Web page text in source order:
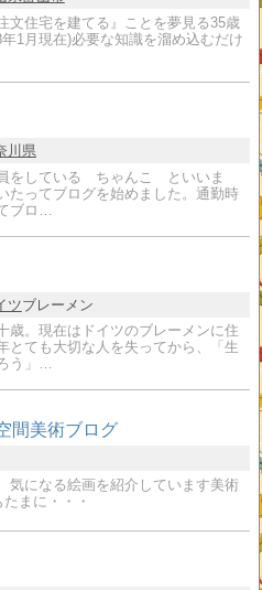
文住宅を建てる』ことを夢見る35歳
1月現在)必要な知識を溜め込むだけ
川県
をしている ちゃんこ といいま
たってブログを始めました。通勤時
ブロ…
ツブレーメン
歳。現在はドイツのブレーメンに住
とても大切な人を失ってから、「生
う」…
間美術ブログ
になる絵画を紹介しています美術
まに・・・